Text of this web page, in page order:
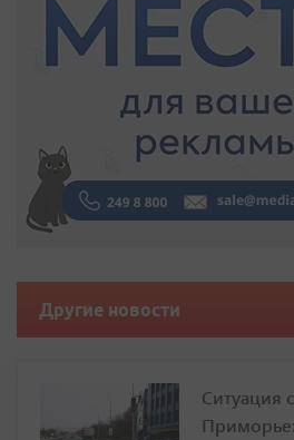
Другие новости
Ситуация